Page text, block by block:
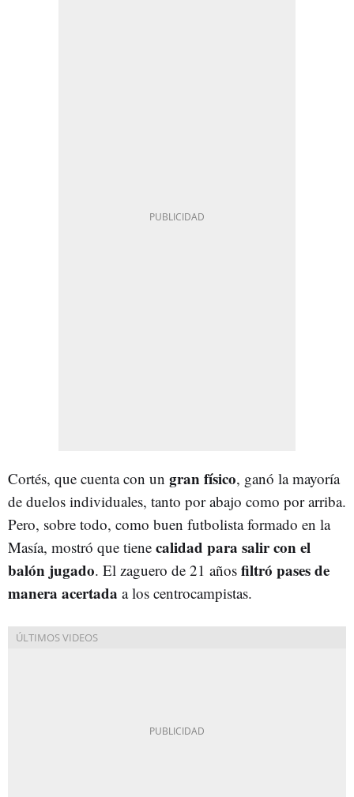
Cortés, que cuenta con un gran físico, ganó la mayoría
de duelos individuales, tanto por abajo como por arriba.
Pero, sobre todo, como buen futbolista formado en la
Masía, mostró que tiene calidad para salir con el
balón jugado. El zaguero de 21 años filtró pases de
manera acertada a los centrocampistas.